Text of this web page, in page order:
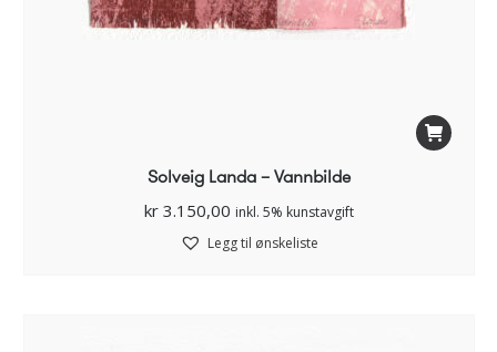
Solveig Landa – Vannbilde
kr3.150,00 inkl. 5% kunstavgift
Legg til ønskeliste